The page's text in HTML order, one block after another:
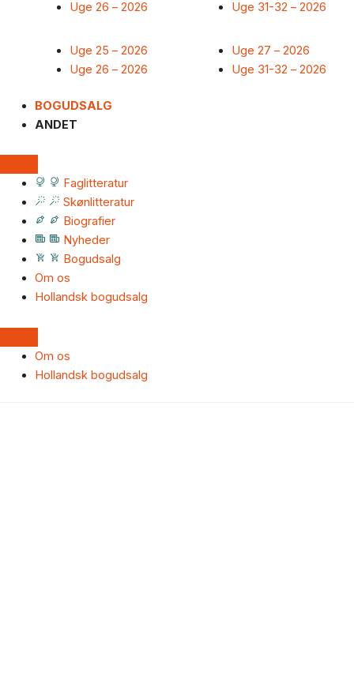
Uge 26 – 2026 Uge 31-32 – 2026
Uge 25 – 2026
Uge 26 – 2026
Uge 27 – 2026
Uge 31-32 – 2026
BOGUDSALG
ANDET
Faglitteratur
Skønlitteratur
Biografier
Nyheder
Bogudsalg
Om os
Hollandsk bogudsalg
Om os
Hollandsk bogudsalg